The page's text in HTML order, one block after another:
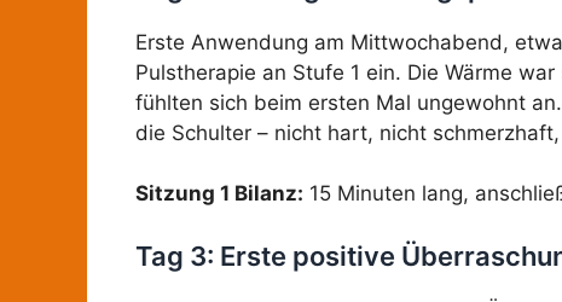
Erste Anwendung am Mittwochabend,
Pulstherapie an Stufe 1 ein. Die Wärme
fühlten sich beim ersten Mal ungewohnt
die Schulter – nicht hart, nicht
Sitzung 1 Bilanz: 15 Minuten lang,
Tag 3: Erste positive